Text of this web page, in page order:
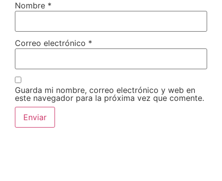
Nombre *
Correo electrónico *
Guarda mi nombre, correo electrónico y web en
este navegador para la próxima vez que comente.